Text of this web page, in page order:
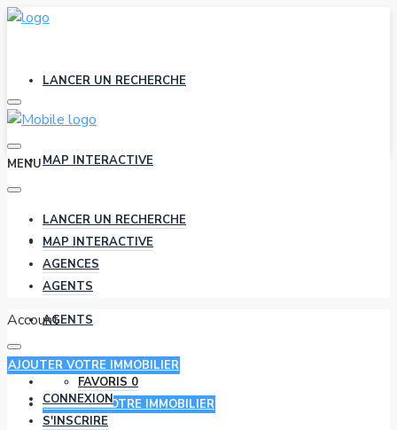
LANCER UN RECHERCHE
MAP INTERACTIVE
AGENCES
AGENTS
FAVORIS 0
AJOUTER VOTRE IMMOBILIER
MENU
LANCER UN RECHERCHE
MAP INTERACTIVE
AGENCES
AGENTS
Account
AJOUTER VOTRE IMMOBILIER
CONNEXION
S'INSCRIRE